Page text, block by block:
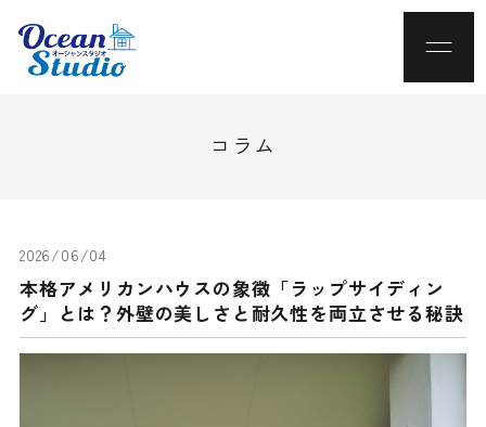
コラム
2026/06/04
本格アメリカンハウスの象徴「ラップサイディン
グ」とは？外壁の美しさと耐久性を両立させる秘訣